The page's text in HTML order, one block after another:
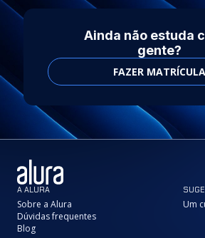
Ainda não estuda
gente?
FAZER MATRÍCULA
A ALURA
Sobre a Alura
Dúvidas frequentes
Blog
Um